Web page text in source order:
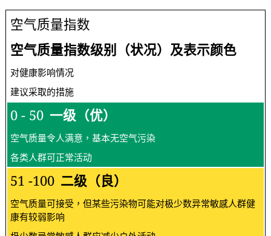
空气质量指数
空气质量指数级别（状况）及表示颜色
对健康影响情况
建议采取的措施
0 - 50 一级（优）
空气质量令人满意，基本无空气污染
各类人群可正常活动
51 -100 二级（良）
空气质量可接受，但某些污染物可能对极少数异常敏感人群健
康有较弱影响